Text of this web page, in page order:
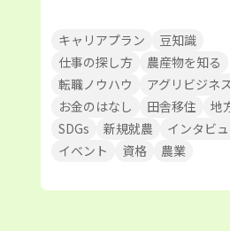
キャリアプラン
豆知識
仕事の探し方
農産物を知る
転職ノウハウ
アグリビジネ
お金のはなし
田舎移住
地
SDGs
新規就農
インタビ
イベント
資格 農業